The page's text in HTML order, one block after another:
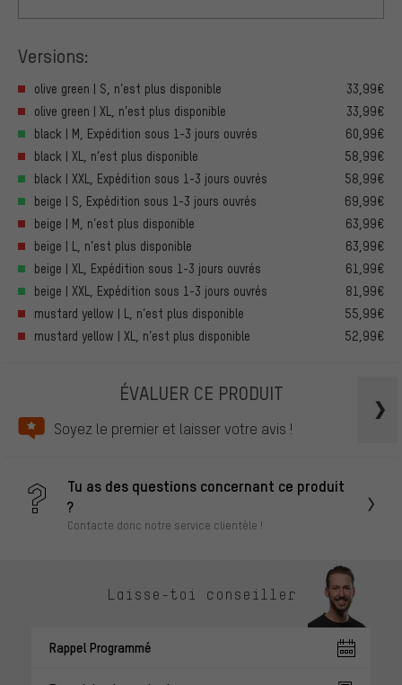
Versions:
olive green | S, n’est plus disponible
33,99€
olive green | XL, n’est plus disponible
33,99€
black | M, Expédition sous 1-3 jours ouvrés
60,99€
black | XL, n’est plus disponible
58,99€
black | XXL, Expédition sous 1-3 jours ouvrés
58,99€
beige | S, Expédition sous 1-3 jours ouvrés
69,99€
beige | M, n’est plus disponible
63,99€
beige | L, n’est plus disponible
63,99€
beige | XL, Expédition sous 1-3 jours ouvrés
61,99€
beige | XXL, Expédition sous 1-3 jours ouvrés
81,99€
mustard yellow | L, n’est plus disponible
55,99€
mustard yellow | XL, n’est plus disponible
52,99€
ÉVALUER CE PRODUIT
Soyez le premier et laisser votre avis !
Tu as des questions concernant ce produit
?
Contacte donc notre service clientèle !
Laisse-toi conseiller
Rappel Programmé